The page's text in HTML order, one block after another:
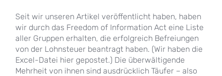
Seit wir unseren Artikel veröffentlicht haben, haben
wir durch das Freedom of Information Act eine Liste
aller Gruppen erhalten, die erfolgreich Befreiungen
von der Lohnsteuer beantragt haben. (Wir haben die
Excel-Datei hier gepostet.) Die überwältigende
Mehrheit von ihnen sind ausdrücklich Täufer – also